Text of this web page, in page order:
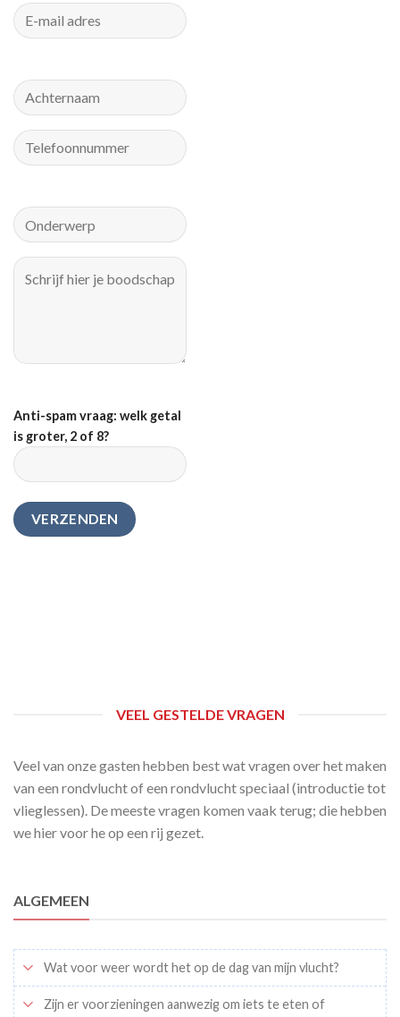
Anti-spam vraag: welk getal
is groter, 2 of 8?
VEEL GESTELDE VRAGEN
Veel van onze gasten hebben best wat vragen over het maken
van een rondvlucht of een rondvlucht speciaal (introductie tot
vlieglessen). De meeste vragen komen vaak terug; die hebben
we hier voor he op een rij gezet.
ALGEMEEN
Wat voor weer wordt het op de dag van mijn vlucht?
Zijn er voorzieningen aanwezig om iets te eten of